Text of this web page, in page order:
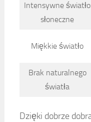
Intensywne światło
słoneczne
Miękkie światło
Brak naturalnego
światła
Dzięki dobrze